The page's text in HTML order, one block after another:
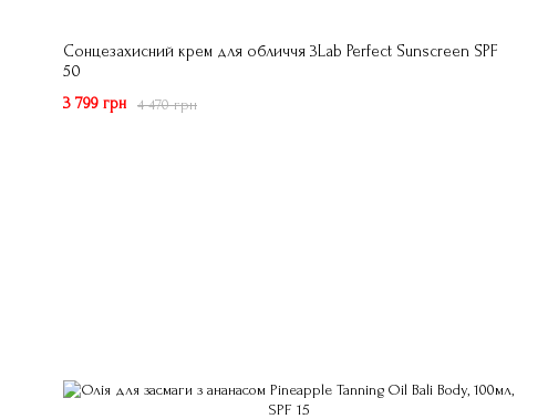
Сонцезахисний крем для обличчя 3Lab Perfect Sunscreen SPF
50
4 470 грн
3 799 грн